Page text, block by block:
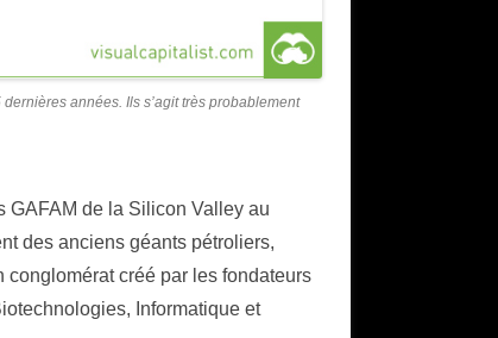
années. Ils s’agit très probablement
GAFAM de la Silicon Valley au
des anciens géants pétroliers,
conglomérat créé par les fondateurs
Informatique et